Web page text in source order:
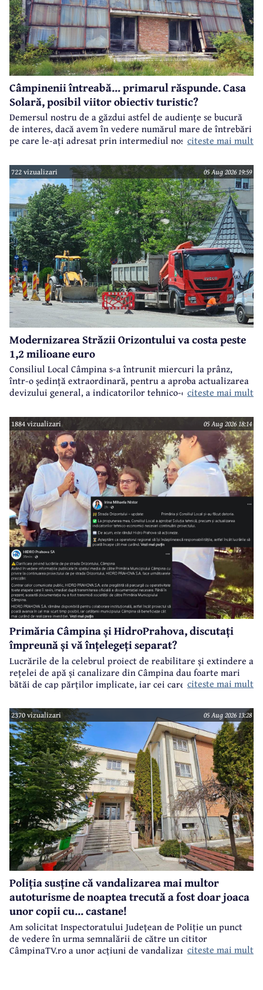
Câmpinenii întreabă... primarul răspunde. Casa
Solară, posibil viitor obiectiv turistic?
Demersul nostru de a găzdui astfel de audiențe se bucură
de interes, dacă avem în vedere numărul mare de întrebări
pe care le-ați adresat prin intermediul nostru primarului
citeste mai mult
722 vizualizari 05 Aug 2026 19:59
Modernizarea Străzii Orizontului va costa peste
1,2 milioane euro
Consiliul Local Câmpina s-a întrunit miercuri la prânz,
într-o ședință extraordinară, pentru a aproba actualizarea
devizului general, a indicatorilor tehnico-economici și a
realizarea modernizării Străzii Orizontului, obiectiv
finanțat prin Programul Național de Investiții ”Anghel
Saligny”.
citeste mai mult
1884 vizualizari 05 Aug 2026 18:14
Primăria Câmpina și HidroPrahova, discutați
împreună și vă înțelegeți separat?
Lucrările de la celebrul proiect de reabilitare și extindere a
rețelei de apă și canalizare din Câmpina dau foarte mari
bătăi de cap părților implicate, iar cei care suferă sunt
Orizontului.
citeste mai mult
2370 vizualizari 05 Aug 2026 13:28
Poliția susține că vandalizarea mai multor
autoturisme de noaptea trecută a fost doar joaca
unor copii cu... castane!
Am solicitat Inspectoratului Județean de Poliție un punct
de vedere în urma semnalării de către un cititor
CâmpinaTV.ro a unor acțiuni de vandalizare a unorciteste mai mult